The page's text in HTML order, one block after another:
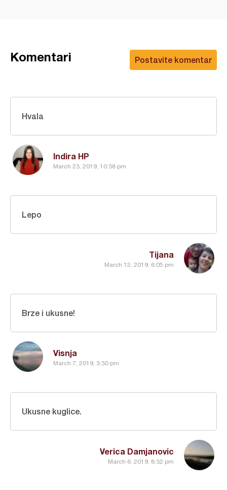
Postavite komentar
Komentari
Indira HP
March 23, 2019, 10:38 pm
Hvala
Tijana
March 12, 2019, 6:05 pm
Lepo
Visnja
March 7, 2019, 3:30 pm
Brze i ukusne!
Verica Damjanovic
March 6, 2019, 8:32 pm
Ukusne kuglice.